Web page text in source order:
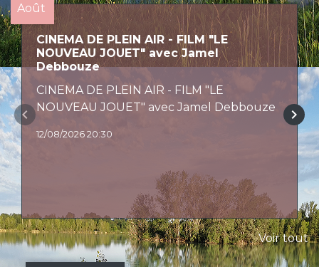
Août
CINEMA DE PLEIN AIR - FILM "LE
NOUVEAU JOUET" avec Jamel
Debbouze
CINEMA DE PLEIN AIR - FILM "LE
NOUVEAU JOUET" avec Jamel Debbouze
12/08/2026 20:30
keyboard_arrow_left keyboard_arrow_right
Voir tout